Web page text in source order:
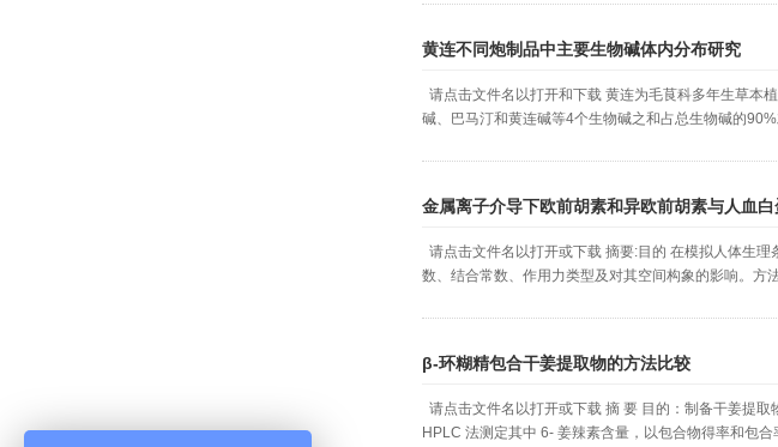
黄连不同炮制品中主要生物碱体内分布研究
请点击文件名以打开和下载 黄连为毛茛科多年生草本
碱、巴马汀和黄连碱等4个生物碱之和占总生物碱的
金属离子介导下欧前胡素和异欧前胡素与人血
请点击文件名以打开或下载 摘要:目的 在模拟人体生
数、结合常数、作用力类型及对其空间构象的影响。方
β-环糊精包合干姜提取物的方法比较
请点击文件名以打开或下载 摘 要 目的：制备干姜提
HPLC 法测定其中 6- 姜辣素含量，以包合物得率和包